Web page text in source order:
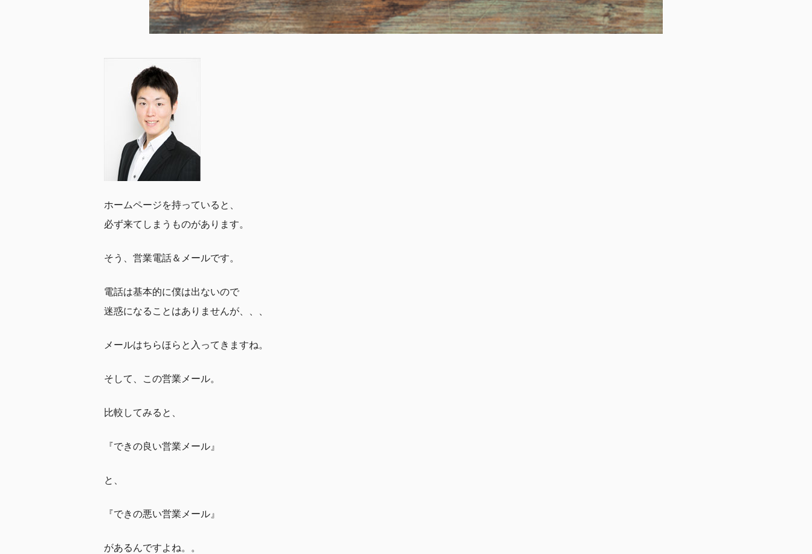
ホームページを持っていると、
必ず来てしまうものがあります。
そう、営業電話＆メールです。
電話は基本的に僕は出ないので
迷惑になることはありませんが、、、
メールはちらほらと入ってきますね。
そして、この営業メール。
比較してみると、
『できの良い営業メール』
と、
『できの悪い営業メール』
があるんですよね。。